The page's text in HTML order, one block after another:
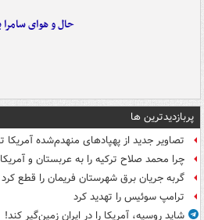
حال و هوای سامرا
پربازدیدترین ها
تصاویر جدید از پهپادهای منهدم‌شده
چرا محمد صلاح ترکیه را به عربستان و
گربه جریان برق شهرستان فریمان را قطع کرد
ترامپ سوئیس را تهدید کرد
شاید روسیه، آمریکا را در ایران زمین‌گیر کند!